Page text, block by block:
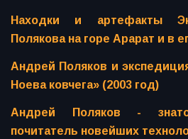
Находки и артефакты
Полякова на горе Арарат и в
Андрей Поляков и
Ноева ковчега» (2003 год)
Андрей Поляков -
почитатель новейших